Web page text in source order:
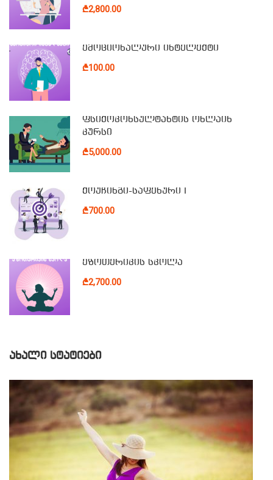
₾2,800.00
ემოციონალური ინტელექტი
₾100.00
ფსიქოკონსულტანტის ონლაინ
კურსი
₾5,000.00
ქოუჩინგი-საფეხური I
₾700.00
ეზოთერიკის სკოლა
₾2,700.00
ᲐᲮᲐᲚᲘ ᲡᲢᲐᲢᲘᲔᲑᲘ